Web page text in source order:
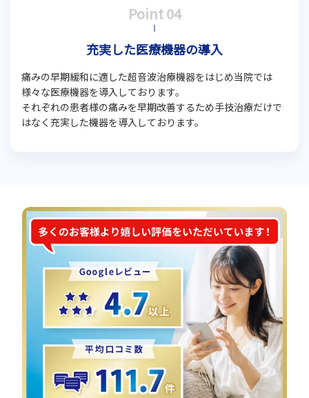
充実した医療機器の導入
痛みの早期緩和に適した超音波治療機器をはじめ当院では
様々な医療機器を導入しております。
それぞれの患者様の痛みを早期改善するため手技治療だけで
はなく充実した機器を導入しております。